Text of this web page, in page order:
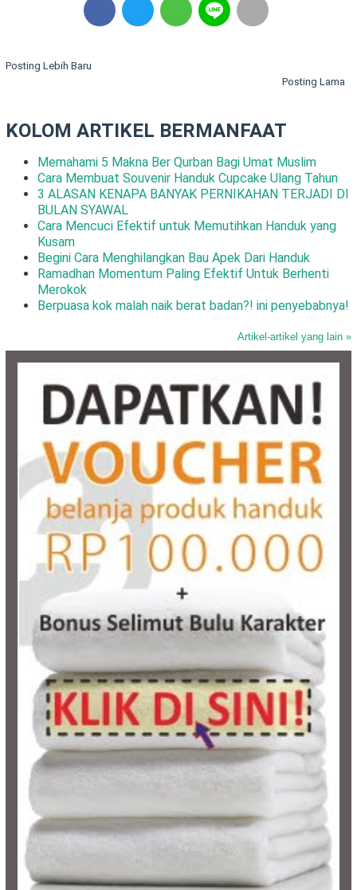
Posting Lebih Baru
Posting Lama
KOLOM ARTIKEL BERMANFAAT
Memahami 5 Makna Ber Qurban Bagi Umat Muslim
Cara Membuat Souvenir Handuk Cupcake Ulang Tahun
3 ALASAN KENAPA BANYAK PERNIKAHAN TERJADI DI
BULAN SYAWAL
Cara Mencuci Efektif untuk Memutihkan Handuk yang
Kusam
Begini Cara Menghilangkan Bau Apek Dari Handuk
Ramadhan Momentum Paling Efektif Untuk Berhenti
Merokok
Berpuasa kok malah naik berat badan?! ini penyebabnya!
Artikel-artikel yang lain »